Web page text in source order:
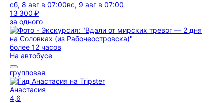
сб, 8 авг в 07:00вс, 9 авг в 07:00
13 300 ₽
за одного
более 12 часов
На автобусе
групповая
Анастасия
4,6